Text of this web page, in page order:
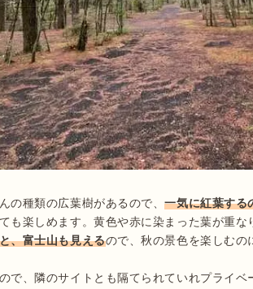
の種類の広葉樹があるので、一気に紅葉する
も楽しめます。黄色や赤に染まった葉が重な
、富士山も見えるので、秋の景色を楽しむの
で、隣のサイトとも隔てられていれプライ